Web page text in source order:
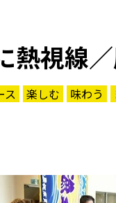
熱視線
ス 楽しむ 味わう